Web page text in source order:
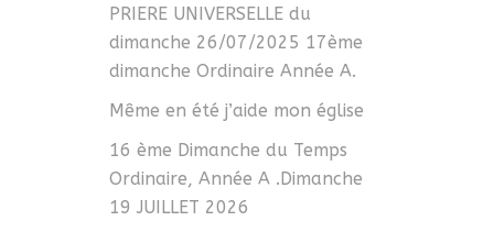
PRIERE UNIVERSELLE du
dimanche 26/07/2025 17ème
dimanche Ordinaire Année A.
Même en été j’aide mon église
16 ème Dimanche du Temps
Ordinaire, Année A .Dimanche
19 JUILLET 2026